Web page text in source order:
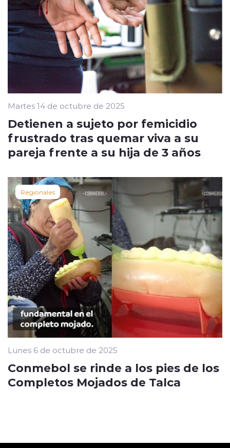
Martes 14 de octubre de 2025
Detienen a sujeto por femicidio
frustrado tras quemar viva a su
pareja frente a su hija de 3 años
Regionales
Lunes 6 de octubre de 2025
Conmebol se rinde a los pies de los
Completos Mojados de Talca